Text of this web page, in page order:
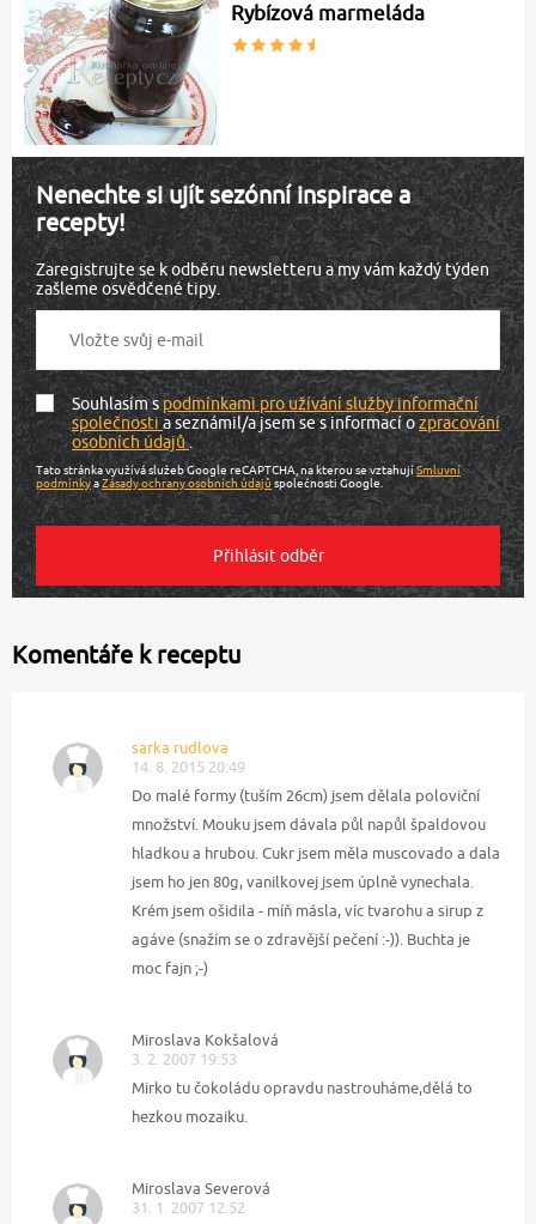
Rybízová marmeláda
Nenechte si ujít sezónní inspirace a
recepty!
Zaregistrujte se k odběru newsletteru a my vám každý týden
zašleme osvědčené tipy.
Souhlasím spodmínkami pro užívání služby informační
společnostia seznámil/a jsem se s informací ozpracování
osobních údajů.
Tato stránka využívá služeb Google reCAPTCHA, na kterou se vztahujíSmluvní
podmínkyaZásady ochrany osobních údajů společnosti Google.
Komentáře k receptu
sarka rudlova
14. 8. 2015 20:49
Do malé formy (tuším 26cm) jsem dělala poloviční
množství. Mouku jsem dávala půl napůl špaldovou
hladkou a hrubou. Cukr jsem měla muscovado a dala
jsem ho jen 80g, vanilkovej jsem úplně vynechala.
Krém jsem ošidila - míň másla, víc tvarohu a sirup z
agáve (snažím se o zdravější pečení :-)). Buchta je
moc fajn ;-)
Miroslava Kokšalová
3. 2. 2007 19:53
Mirko tu čokoládu opravdu nastrouháme,dělá to
hezkou mozaiku.
Miroslava Severová
31. 1. 2007 12:52